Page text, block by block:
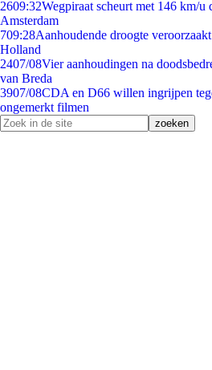
2609:32Wegpiraat scheurt met 146 km/u
Amsterdam
709:28Aanhoudende droogte
Holland
2407/08Vier aanhoudingen na
van Breda
3907/08CDA en D66 willen ingrijpen
ongemerkt filmen